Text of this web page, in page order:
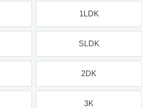
1LDK
SLDK
2DK
3K